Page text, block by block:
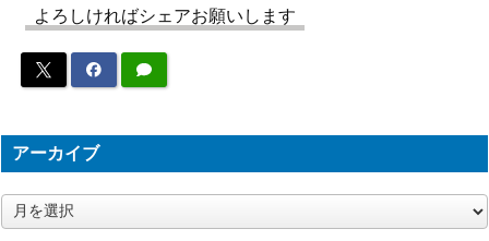
ｰｸﾚｯﾄ） 20th
KONAMI
誇りと魂の究極竜（QCS
E/25th）【ROTA-JP00
撃鉄竜リンドブルム（P
コナミ
（PHOTON
HYPERNOVA）
1,000
輝光竜セイファート（20
KONAMI
よろしければシェアお願いします
アーカイブ
ア
ー